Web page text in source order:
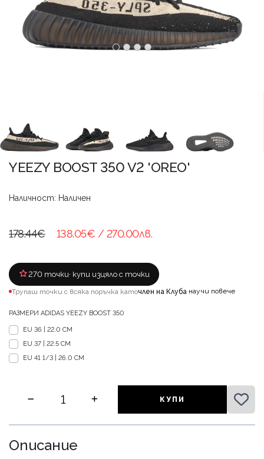
YEEZY BOOST 350 V2 'OREO'
Наличност: Наличен
178.44€ 138.05€ / 270.00лв.
270 точки· купи изцяло с точки
Трупаш точки с всяка поръчка каточлен на Клуба·научи повече
РАЗМЕРИ ADIDAS YEEZY BOOST 350
EU 36 | 22.0 CM
EU 37 | 22.5 CM
EU 41 1/3 | 26.0 CM
КУПИ
Описание